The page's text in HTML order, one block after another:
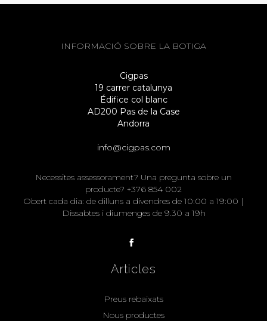
INFORMACIÓ SOBRE LA BOTIGA
Cigpas
19 carrer catalunya
Édifice col blanc
AD200 Pas de la Case
Andorra
info@cigpas.com
Necessites assessorament? Una pregunta sobre un
producte? +376 854 002
Obert cada dia: de dilluns a divendres de 10:00 a 19:00 |
Dissabtes i diumenges de 9.30 a 19h
Articles
Preus rebaixats
Nous productes